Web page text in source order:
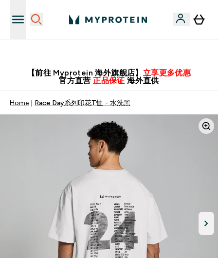
【前往 Myprotein 海外旗舰店】 立享更多优惠
官方直营 正品保证 海外直供
Home Race Day系列印花T恤 - 水洗黑